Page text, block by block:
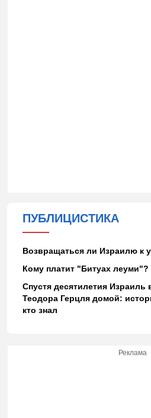
ПУБЛИЦИСТИКА
Возвращаться ли Израилю к
Кому платит "Битуах леуми"?
Спустя десятилетия
Теодора Герцля домой:
кто знал
Реклама